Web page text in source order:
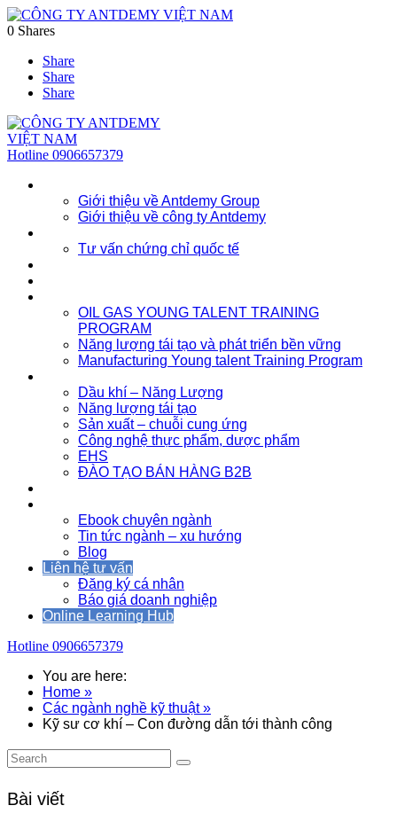
0 Shares
Share
Share
Share
Hotline 0906657379
Giới thiệu về Antdemy Group
Giới thiệu về công ty Antdemy
Tư vấn chứng chỉ quốc tế
OIL GAS YOUNG TALENT TRAINING
PROGRAM
Năng lượng tái tạo và phát triển bền vững
Manufacturing Young talent Training Program
Dầu khí – Năng Lượng
Năng lượng tái tạo
Sản xuất – chuỗi cung ứng
Công nghệ thực phẩm, dược phẩm
EHS
ĐÀO TẠO BÁN HÀNG B2B
Ebook chuyên ngành
Tin tức ngành – xu hướng
Blog
Liên hệ tư vấn
Đăng ký cá nhân
Báo giá doanh nghiệp
Online Learning Hub
Hotline 0906657379
You are here:
Home »
Các ngành nghề kỹ thuật »
Kỹ sư cơ khí – Con đường dẫn tới thành công
Bài viết